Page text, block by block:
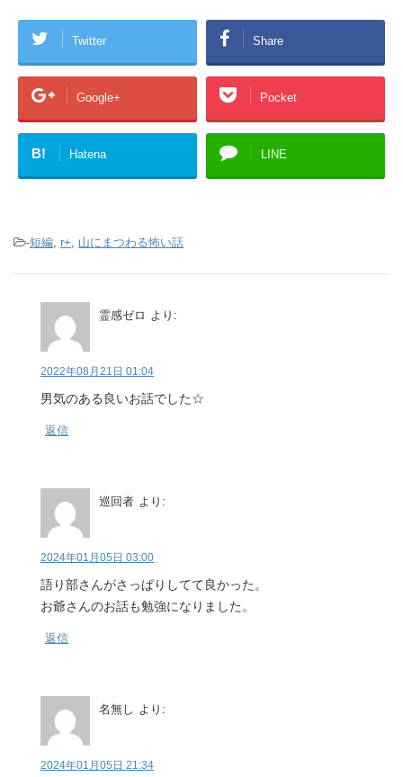
Twitter Share
Google+ Pocket
B! Hatena LINE
-短編 r+ 山にまつわる怖い話
霊感ゼロ より:
2022年08月21日 01:04
男気のある良いお話でした☆
返信
巡回者 より:
2024年01月05日 03:00
語り部さんがさっぱりしてて良かった。
お爺さんのお話も勉強になりました。
返信
名無し より:
2024年01月05日 21:34